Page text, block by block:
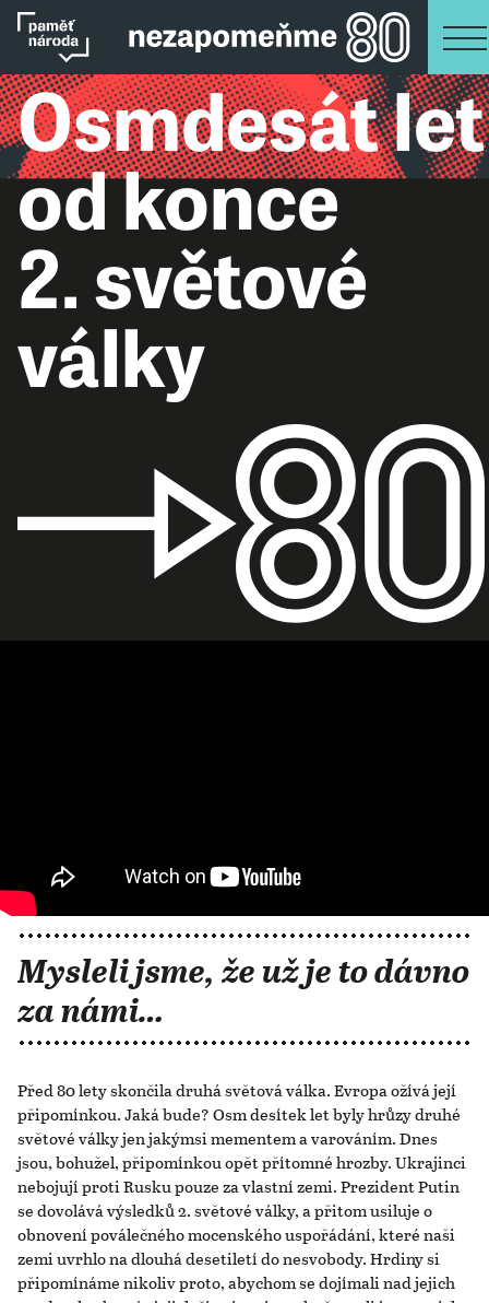
Osmdesát let
od konce
2. světové
války
Mysleli jsme, že už je to dávno
za námi…
Před 80 lety skončila druhá světová válka. Evropa ožívá její
připomínkou. Jaká bude? Osm desítek let byly hrůzy druhé
světové války jen jakýmsi mementem a varováním. Dnes
jsou, bohužel, připomínkou opět přítomné hrozby. Ukrajinci
nebojují proti Rusku pouze za vlastní zemi. Prezident Putin
se dovolává výsledků 2. světové války, a přitom usiluje o
obnovení poválečného mocenského uspořádání, které naši
zemi uvrhlo na dlouhá desetiletí do nesvobody. Hrdiny si
připomínáme nikoliv proto, abychom se dojímali nad jejich